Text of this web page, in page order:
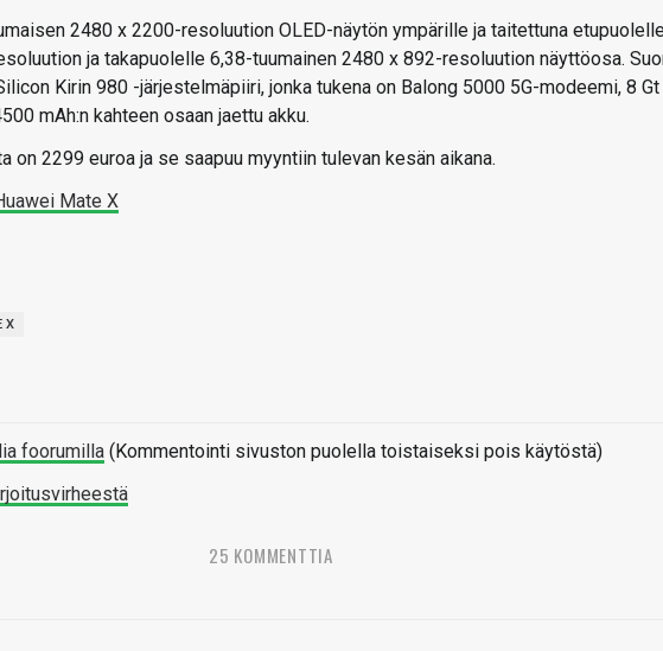
2480 x 2200-resoluution OLED-näytön ympärille ja taitettuna
ja takapuolelle 6,38-tuumainen 2480 x 892-resoluution näyttöosa.
Kirin 980 -järjestelmäpiiri, jonka tukena on Balong 5000 5G-modeemi, 8
mAh:n kahteen osaan jaettu akku.
on 2299 euroa ja se saapuu myyntiin tulevan kesän aikana.
Mate X
X
foorumilla (Kommentointi sivuston puolella toistaiseksi pois käytöstä)
25 KOMMENTTIA